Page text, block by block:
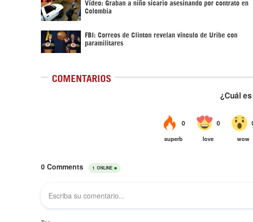
Vídeo: Graban a niño sicario asesinando por contrato en
Colombia
FBI: Correos de Clinton revelan vínculo de Uribe con
paramilitares
COMENTARIOS